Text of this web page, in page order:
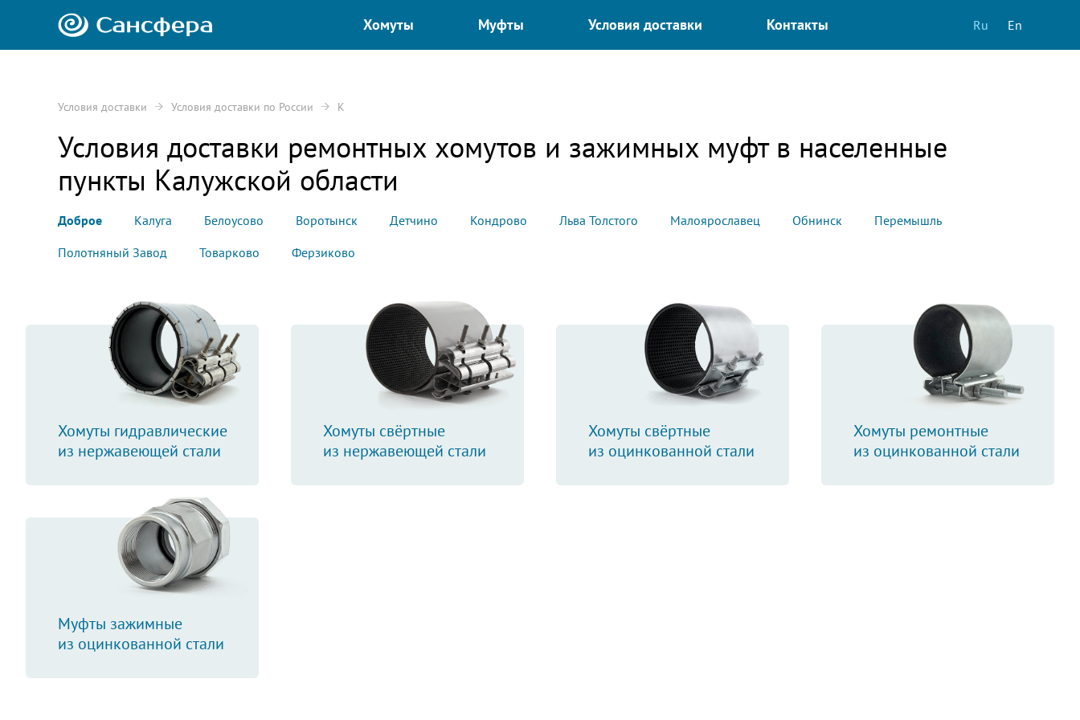
Ru En
Хомуты Муфты Условия доставки Контакты
Условия доставки Условия доставки по России К
Условия доставки ремонтных хомутов и зажимных муфт в населенные
пункты Калужской области
Доброе Калуга Белоусово Воротынск Детчино Кондрово Льва Толстого Малоярославец Обнинск
Перемышль
Полотняный Завод
Товарково Ферзиково
Хомуты гидравлические
из нержавеющей стали
Хомуты свёртные
из нержавеющей стали
Хомуты свёртные
из оцинкованной стали
Хомуты ремонтные
из оцинкованной стали
Муфты зажимные
из оцинкованной стали